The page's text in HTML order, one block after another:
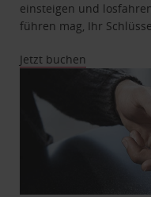
einsteigen und
führen mag, Ihr
Jetzt buchen